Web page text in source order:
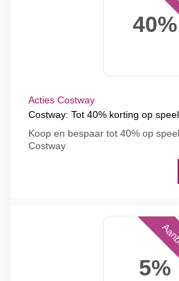
40%
Acties Costway
Costway: Tot 40% korting op
Koop en bespaar tot 40% op
Costway
5%